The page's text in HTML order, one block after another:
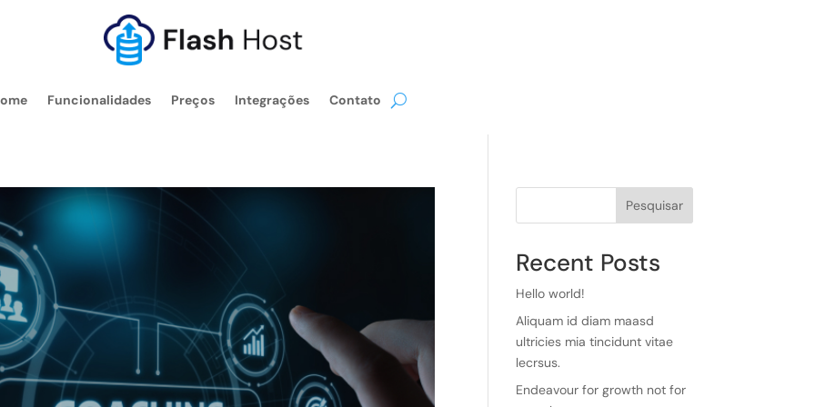
Funcionalidades Preços Integrações Contato
Pesquisar
Recent Posts
Hello world!
Aliquam id diam maasd
ultricies mia tincidunt vitae
lecrsus.
Endeavour for growth not for